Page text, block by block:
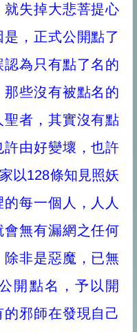
失掉大悲菩提心
，正式公開點了
為只有點了名的
些沒有被點名的
者，其實沒有點
由好變壞，也許
以128條知見照妖
每一個人，人人
無有漏網之任何
非是惡魔，已無
開點名，予以開
邪師在發現自己